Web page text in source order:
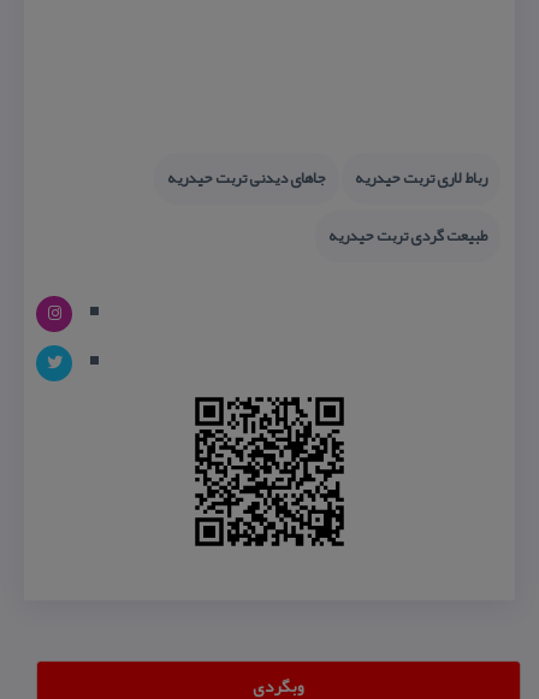
رباط لاری تربت حیدریه
جاهای دیدنی تربت حیدریه
طبیعت گردی تربت حیدریه
وبگردی